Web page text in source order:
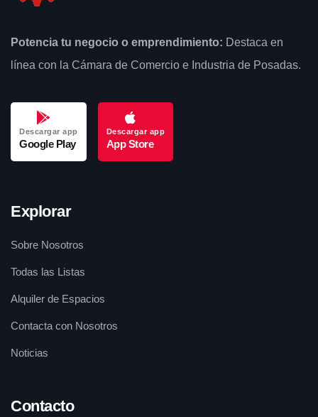
Potencia tu negocio o emprendimiento: Destaca en
línea con la Cámara de Comercio e Industria de Posadas.
Descargar app
Google Play
Descargar app
App Store
Explorar
Sobre Nosotros
Todas las Listas
Alquiler de Espacios
Contacta con Nosotros
Noticias
Contacto